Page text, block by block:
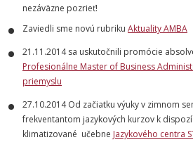
nezáväzne pozrieť!
Zaviedli sme novú rubriku Aktuality AMBA
21.11.2014 sa uskutočnili promócie
Profesionálne Master of Business
priemyslu
27.10.2014 Od začiatku výuky v zimnom
frekventantom jazykových kurzov k
klimatizované učebne Jazykového centra